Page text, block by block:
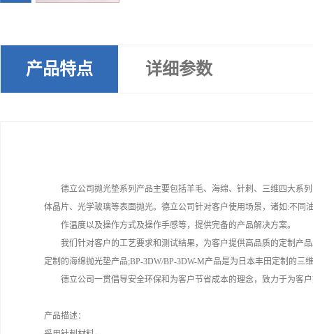
产品特点 详细参数
德立公司抛光垫系列产品主要包括羊毛、海绵、针刺、三维四大系
体晶片、光学玻璃等表面抛光。德立公司针对客户使用场景，诸如:不同
作温度以及操作方式及操作手感等，提供完备的产品解决方案。
我们针对客户的工艺要求和测试结果，为客户提供高品质的定制产
定制的海绵抛光垫产品;BP-3DW/BP-3DW-M产品是为日本丰田定制的三
德立公司一贯倡导安全环保和为客户节省成本的理念，致力于为客
产品描述：